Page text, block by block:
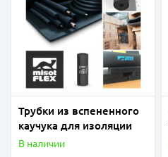
Трубки из вспененного
каучука для изоляции
В наличии